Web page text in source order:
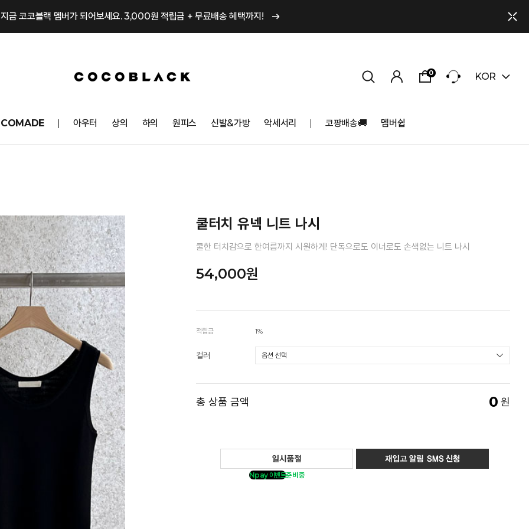
지금 코코블랙 멤버가 되어보세요. 3,000원 적립금 + 무료배송 혜택까지!
0 KOR
아우터 상의 하의 원피스 신발&가방 악세서리 코팡배송🚚 멤버쉽
쿨터치 유넥 니트 나시
쿨한 터치감으로 한여름까지 시원하게! 단독으로도 이너로도 손색없는 니트 나시
54,000원
적립금 1%
컬러
총 상품 금액 0 원
Npay 이벤트준비중